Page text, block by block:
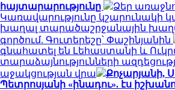
հայտարարությունը
Ձեր
Կառավարությունը կշարունակի
խաղալ տարածաշրջանային
գործում. Գուտերեշը՝ Փաշինյանին
գնահատել են Լեհաստանի և
տարաձայնությունների
աջակցության վրա
Քոչարյանի,
Պետրոսյանի «ինադու». էս